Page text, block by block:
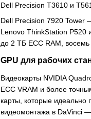
Dell Precision T3610 и
Dell Precision 7920 Tower
Lenovo ThinkStation P520
до 2 ТБ ECC RAM,
GPU для рабочих
Видеокарты NVIDIA
ECC VRAM и более
карты, которые идеально
видеомонтажа в DaVinci